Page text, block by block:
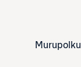
Murupolku